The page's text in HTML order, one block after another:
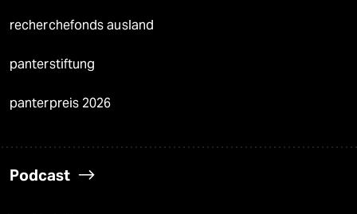
recherchefonds ausland
panterstiftung
panterpreis 2026
Podcast